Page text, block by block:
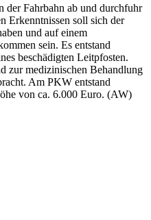
der Fahrbahn ab und durchfuhr
Erkenntnissen soll sich der
und auf einem
sein. Es entstand
beschädigten Leitpfosten.
zur medizinischen Behandlung
Am PKW entstand
von ca. 6.000 Euro. (AW)